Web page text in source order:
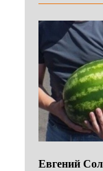
Евгений